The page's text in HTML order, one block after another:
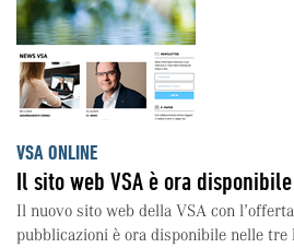
VSA ONLINE
Il sito web VSA è ora
Il nuovo sito web della VSA con
pubblicazioni è ora disponibile nelle tre